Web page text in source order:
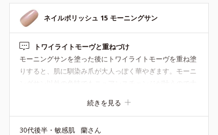
ネイルポリッシュ 15 モーニングサン
トワイライトモーヴと重ねづけ
モーニングサンを塗った後にトワイライトモーヴを重ね塗
りすると、肌に馴染み爪が大人っぽく華やぎます。モーニ
ングサン以外の色味でもニュアンスチェンジが叶うので大
ワイライトモーヴがなくなりそう。復活希望です！
続きを見る
30代後半・敏感肌 蘭さん